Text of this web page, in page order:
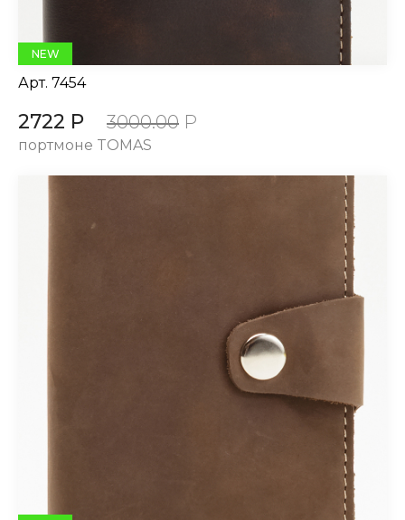
NEW
Арт. 7454
2722 Р 3000.00 Р
портмоне TOMAS